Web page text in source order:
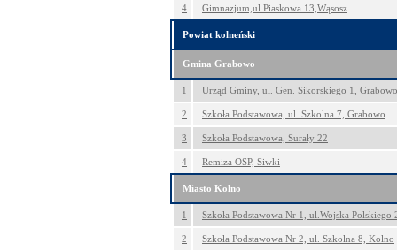
4 Gimnazjum,ul.Piaskowa 13,Wąsosz
Powiat kolneński
Gmina Grabowo
1 Urząd Gminy, ul. Gen. Sikorskiego 1, Grabowo
2 Szkoła Podstawowa, ul. Szkolna 7, Grabowo
3 Szkoła Podstawowa, Surały 22
4 Remiza OSP, Siwki
Miasto Kolno
1 Szkoła Podstawowa Nr 1, ul.Wojska Polskiego
2 Szkoła Podstawowa Nr 2, ul. Szkolna 8, Kolno